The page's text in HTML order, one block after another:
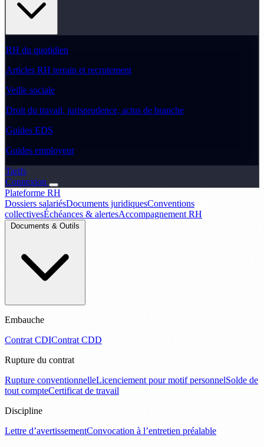
RH du quotidien
Articles RH terrain et recrutement
Veille sociale
Droit du travail, jurisprudence, actus de branche
Guides EDS
Guides employeur
Tarifs
Connexion
Plateforme RH
Dossiers salariésDocuments juridiquesConventions
collectivesÉchéances & alertesAccompagnement RH
Embauche
Contrat CDIContrat CDD
Rupture du contrat
Rupture conventionnelleLicenciement pour motif personnelSolde de
tout compteCertificat de travail
Discipline
Lettre d’avertissementConvocation à l’entretien préalable